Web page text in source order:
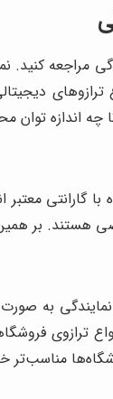
مراجعه کنید.
دیجیتالی
چه اندازه
با گارانتی
هستند. بر
به صورت
ترازوی
مناسب‌تر